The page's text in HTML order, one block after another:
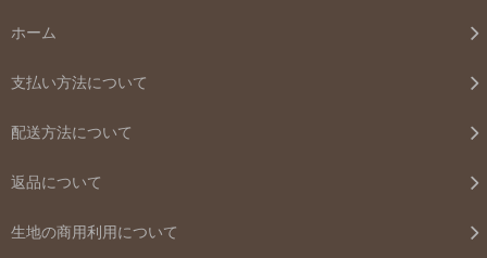
ホーム
支払い方法について
配送方法について
返品について
生地の商用利用について